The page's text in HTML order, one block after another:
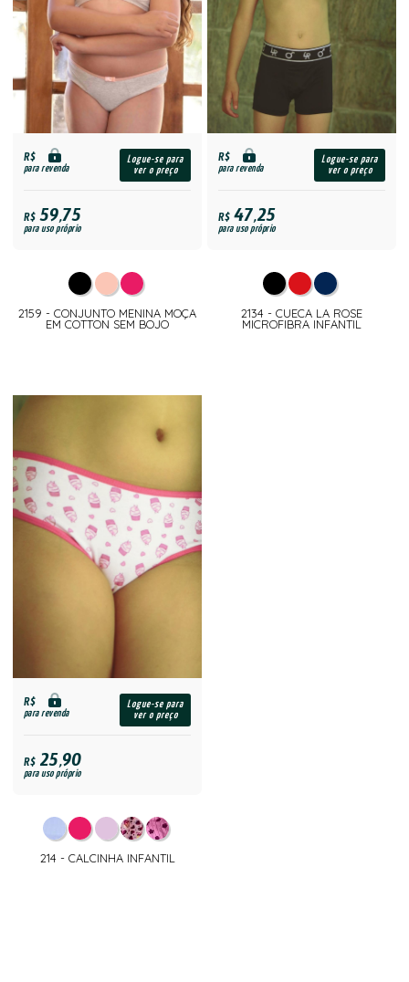
R$
para revenda
Logue-se para
ver o preço
R$59,75
para uso próprio
2159 - CONJUNTO MENINA MOÇA
EM COTTON SEM BOJO
R$
para revenda
Logue-se para
ver o preço
R$47,25
para uso próprio
2134 - CUECA LA ROSE
MICROFIBRA INFANTIL
R$
para revenda
Logue-se para
ver o preço
R$25,90
para uso próprio
214 - CALCINHA INFANTIL